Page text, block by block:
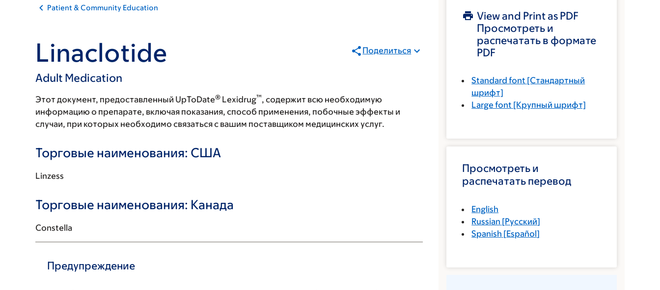
Patient & Community Education
Linaclotide
Adult Medication
Поделиться
Этот документ, предоставленный UpToDate® Lexidrug™, содержит всю необходимую
информацию о препарате, включая показания, способ применения, побочные эффекты и
случаи, при которых необходимо связаться с вашим поставщиком медицинских услуг.
Торговые наименования: США
Linzess
Торговые наименования: Канада
Constella
Предупреждение
View and Print as PDF
Просмотреть и
распечатать в формате
PDF
Standard font [Стандартный
шрифт]
Large font [Крупный шрифт]
Просмотреть и
распечатать перевод
English
Russian [Русский]
Spanish [Español]